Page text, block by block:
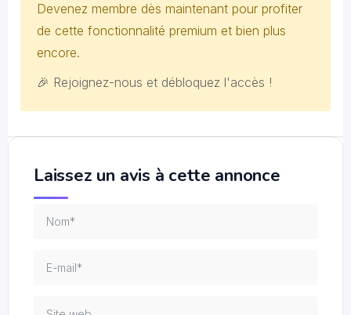
Devenez membre dès maintenant pour profiter
de cette fonctionnalité premium et bien plus
encore.
🎉 Rejoignez-nous et débloquez l'accès !
Laissez un avis à cette annonce